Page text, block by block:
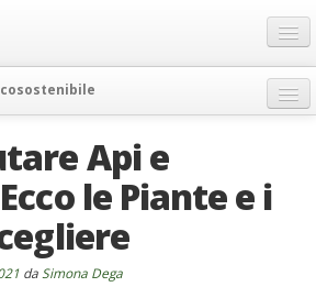
Api e
le Piante e i
da Simona Dega